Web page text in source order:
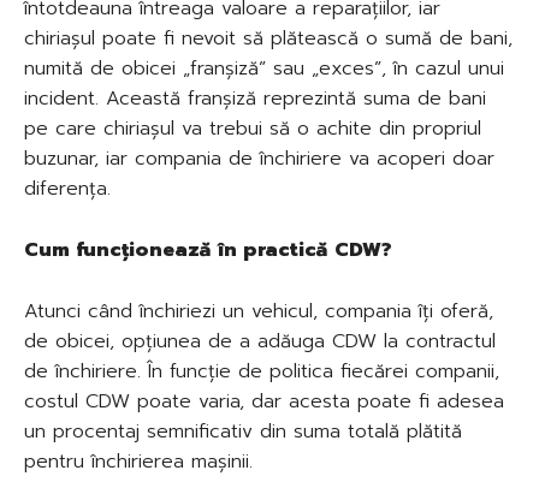
întotdeauna întreaga valoare a reparațiilor, iar
chiriașul poate fi nevoit să plătească o sumă de bani,
numită de obicei „franșiză” sau „exces”, în cazul unui
incident. Această franșiză reprezintă suma de bani
pe care chiriașul va trebui să o achite din propriul
buzunar, iar compania de închiriere va acoperi doar
diferența.
Cum funcționează în practică CDW?
Atunci când închiriezi un vehicul, compania îți oferă,
de obicei, opțiunea de a adăuga CDW la contractul
de închiriere. În funcție de politica fiecărei companii,
costul CDW poate varia, dar acesta poate fi adesea
un procentaj semnificativ din suma totală plătită
pentru închirierea mașinii.